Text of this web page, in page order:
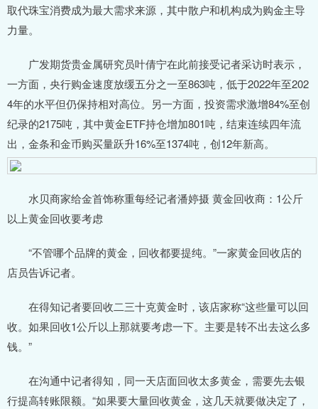
取代珠宝消费成为最大需求来源，其中散户和机构成为购金主导
力量。
广发期货贵金属研究员叶倩宁在此前接受记者采访时表示，
一方面，央行购金速度放缓五分之一至863吨，低于2022年至202
4年的水平但仍保持相对高位。另一方面，投资需求激增84%至创
纪录的2175吨，其中黄金ETF持仓增加801吨，结束连续四年流
出，金条和金币购买量跃升16%至1374吨，创12年新高。
水贝商家给金首饰称重每经记者潘婷摄 黄金回收商：1公斤
以上黄金回收要考虑
“不管哪个品牌的黄金，回收都要提纯。”一家黄金回收店的
店员告诉记者。
在得知记者要回收二三十克黄金时，该店家称“这些量可以回
收。如果回收1公斤以上那就要考虑一下。主要是转不出去这么多
钱。”
在沟通中记者得知，同一天店面回收太多黄金，需要先去银
行提高转账限额。“如果要大量回收黄金，这几天就要做决定了，